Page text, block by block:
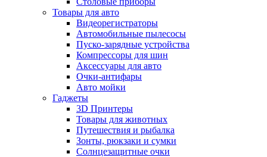
Товары для авто
Видеорегистраторы
Автомобильные пылесосы
Пуско-зарядные устройства
Компрессоры для шин
Аксессуары для авто
Очки-антифары
Авто мойки
Гаджеты
3D Принтеры
Товары для животных
Путешествия и рыбалка
Зонты, рюкзаки и сумки
Солнцезащитные очки